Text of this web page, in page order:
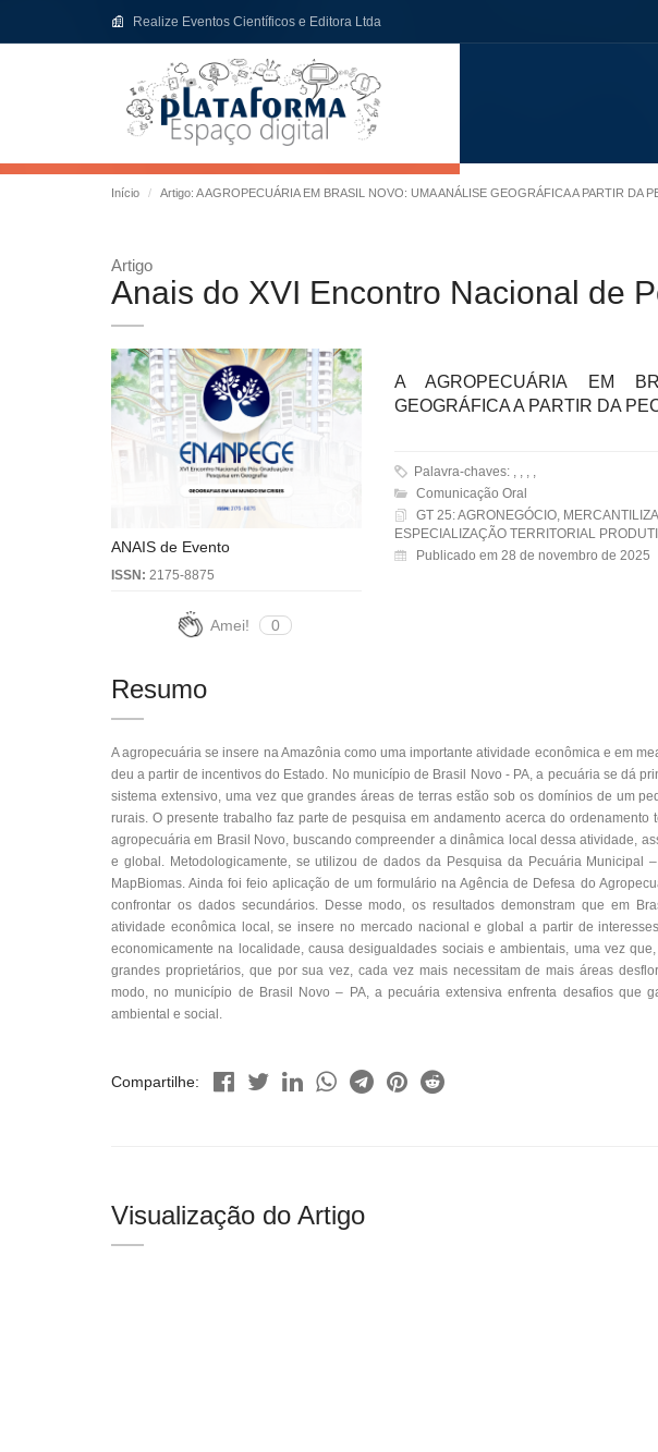
Realize Eventos Científicos e Editora Ltda
Início Artigo: A AGROPECUÁRIA EM BRASIL NOVO: UMA ANÁLISE GEOGRÁFICA A PARTIR DA
Artigo
Anais do XVI Encontro Nacional de
ANAIS de Evento
ISSN: 2175-8875
Amei! 0
A AGROPECUÁRIA EM
GEOGRÁFICA A PARTIR DA
Palavra-chaves: , , , ,
Comunicação Oral
GT 25: AGRONEGÓCIO,
ESPECIALIZAÇÃO TERRITORIAL
Publicado em 28 de novembro de 2025
Resumo
A agropecuária se insere na Amazônia como uma importante atividade econômica e em
deu a partir de incentivos do Estado. No município de Brasil Novo - PA, a pecuária se dá
sistema extensivo, uma vez que grandes áreas de terras estão sob os domínios de um
rurais. O presente trabalho faz parte de pesquisa em andamento acerca do
agropecuária em Brasil Novo, buscando compreender a dinâmica local dessa atividade,
e global. Metodologicamente, se utilizou de dados da Pesquisa da Pecuária Municipal
MapBiomas. Ainda foi feio aplicação de um formulário na Agência de Defesa do
confrontar os dados secundários. Desse modo, os resultados demonstram que em
atividade econômica local, se insere no mercado nacional e global a partir de
economicamente na localidade, causa desigualdades sociais e ambientais, uma vez
grandes proprietários, que por sua vez, cada vez mais necessitam de mais áreas
modo, no município de Brasil Novo – PA, a pecuária extensiva enfrenta desafios que
ambiental e social.
Compartilhe:
Visualização do Artigo